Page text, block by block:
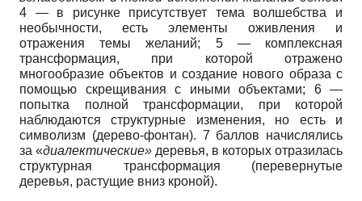
4 — в рисунке присутствует тема волшебства и
необычности, есть элементы оживления и
отражения темы желаний; 5 — комплексная
трансформация, при которой отражено
многообразие объектов и создание нового образа с
помощью скрещивания с иными объектами; 6 —
попытка полной трансформации, при которой
наблюдаются структурные изменения, но есть и
символизм (дерево-фонтан). 7 баллов начислялись
за «диалектические» деревья, в которых отразилась
структурная трансформация (перевернутые
деревья, растущие вниз кроной).